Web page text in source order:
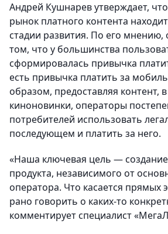
Андрей Кушнарев утверждает,
рынок платного контента
стадии развития. По его мнению,
том, что у большинства
сформировалась привычка
есть привычка платить за
образом, предоставляя контент,
киноновинки, операторы
потребителей использовать
последующем и платить за него.
«Наша ключевая цель —
продукта, независимого от
оператора. Что касается прямых
рано говорить о каких-то
комментирует специалист